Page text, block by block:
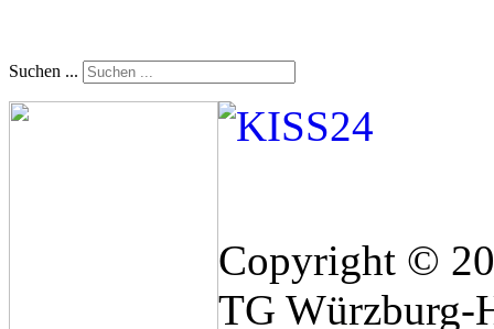
Suchen ...
Copyright ©
TG Würzburg-